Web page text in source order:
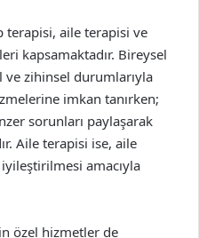
terapisi, aile terapisi ve
kapsamaktadır. Bireysel
zihinsel durumlarıyla
imkan tanırken;
sorunları paylaşarak
Aile terapisi ise, aile
amacıyla
özel hizmetler de